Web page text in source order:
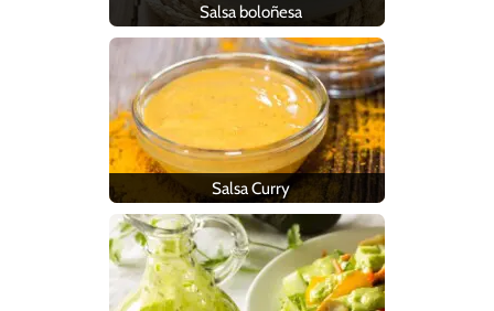
Salsa boloñesa
Salsa Curry